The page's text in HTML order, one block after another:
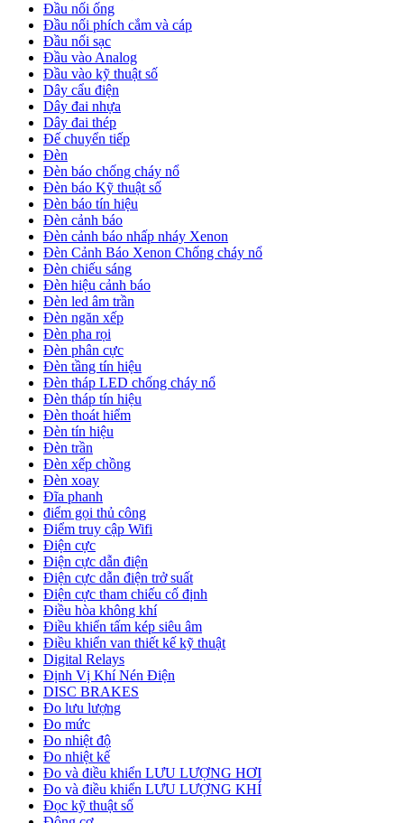
Đầu nối ống
Đầu nối phích cắm và cáp
Đầu nối sạc
Đầu vào Analog
Đầu vào kỹ thuật số
Dây cẩu điện
Dây đai nhựa
Dây đai thép
Đế chuyển tiếp
Đèn
Đèn báo chống cháy nổ
Đèn báo Kỹ thuật số
Đèn báo tín hiệu
Đèn cảnh báo
Đèn cảnh báo nhấp nháy Xenon
Đèn Cảnh Báo Xenon Chống cháy nổ
Đèn chiếu sáng
Đèn hiệu cảnh báo
Đèn led âm trần
Đèn ngăn xếp
Đèn pha rọi
Đèn phân cực
Đèn tầng tín hiệu
Đèn tháp LED chống cháy nổ
Đèn tháp tín hiệu
Đèn thoát hiểm
Đèn tín hiệu
Đèn trần
Đèn xếp chồng
Đèn xoay
Đĩa phanh
điểm gọi thủ công
Điểm truy cập Wifi
Điện cực
Điện cực dẫn điện
Điện cực dẫn điện trở suất
Điện cực tham chiếu cố định
Điều hòa không khí
Điều khiển tấm kép siêu âm
Điều khiển van thiết kế kỹ thuật
Digital Relays
Định Vị Khí Nén Điện
DISC BRAKES
Đo lưu lượng
Đo mức
Đo nhiệt độ
Đo nhiệt kế
Đo và điều khiển LƯU LƯỢNG HƠI
Đo và điều khiển LƯU LƯỢNG KHÍ
Đọc kỹ thuật số